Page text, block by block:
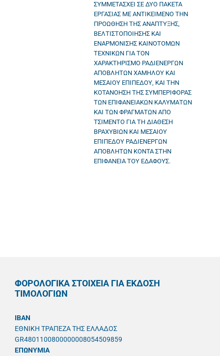
ΣΥΜΜΕΤΑΣΧΕΙ ΣΕ ΔΥΟ ΠΑΚΕΤΑ
ΕΡΓΑΣΙΑΣ ΜΕ ΑΝΤΙΚΕΙΜΕΝΟ ΤΗΝ
ΠΡΟΩΘΗΣΗ ΤΗΣ ΑΝΑΠΤΥΞΗΣ,
ΒΕΛΤΙΣΤΟΠΟΙΗΣΗΣ ΚΑΙ
ΕΝΑΡΜΟΝΙΣΗΣ ΚΑΙΝΟΤΟΜΩΝ
ΤΕΧΝΙΚΩΝ ΓΙΑ ΤΟΝ
ΧΑΡΑΚΤΗΡΙΣΜΟ ΡΑΔΙΕΝΕΡΓΩΝ
ΑΠΟΒΛΗΤΩΝ ΧΑΜΗΛΟΥ ΚΑΙ
ΜΕΣΑΙΟΥ ΕΠΙΠΕΔΟΥ, ΚΑΙ ΤΗΝ
ΚΟΤΑΝΟΗΣΗ ΤΗΣ ΣΥΜΠΕΡΙΦΟΡΑΣ
ΤΩΝ ΕΠΙΦΑΝΕΙΑΚΩΝ ΚΑΛΥΜΑΤΩΝ
ΚΑΙ ΤΩΝ ΦΡΑΓΜΑΤΩΝ ΑΠΟ
ΤΣΙΜΕΝΤΟ ΓΙΑ ΤΗ ΔΙΑΘΕΣΗ
ΒΡΑΧΥΒΙΩΝ ΚΑΙ ΜΕΣΑΙΟΥ
ΕΠΙΠΕΔΟΥ ΡΑΔΙΕΝΕΡΓΩΝ
ΑΠΟΒΛΗΤΩΝ ΚΟΝΤΑ ΣΤΗΝ
ΕΠΙΦΑΝΕΙΑ ΤΟΥ ΕΔΑΦΟΥΣ.
ΦΟΡΟΛΟΓΙΚΑ ΣΤΟΙΧΕΙΑ ΓΙΑ ΕΚΔΟΣΗ
ΤΙΜΟΛΟΓΙΩΝ
IBAN
ΕΘΝΙΚΗ ΤΡΑΠΕΖΑ ΤΗΣ ΕΛΛΑΔΟΣ
GR4801100800000008054509859
ΕΠΩΝΥΜΙΑ